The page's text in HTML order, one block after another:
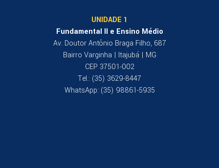
UNIDADE 1
Fundamental II e Ensino Médio
Av. Doutor Antônio Braga Filho, 687
Bairro Varginha | Itajubá | MG
CEP 37501-002
Tel.: (35) 3629-8447
WhatsApp: (35) 98861-5935